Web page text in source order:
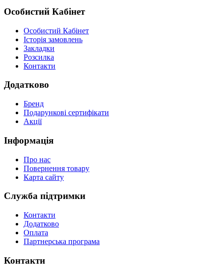
Особистий Кабінет
Особистий Кабінет
Історія замовлень
Закладки
Розсилка
Контакти
Додатково
Бренд
Подарункові сертифікати
Акції
Інформація
Про нас
Повернення товару
Карта сайту
Служба підтримки
Контакти
Додатково
Оплата
Партнерська програма
Контакти